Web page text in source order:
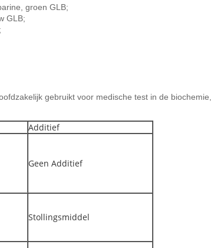
groen GLB;
GLB;
gebruikt voor medische test in de
Additief
Geen Additief
Stollingsmiddel